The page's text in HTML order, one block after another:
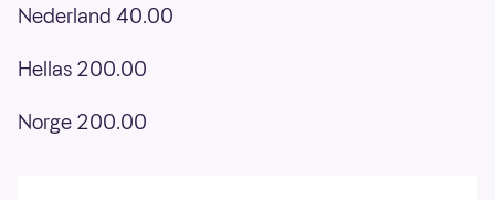
Nederland 40.00
Hellas 200.00
Norge 200.00